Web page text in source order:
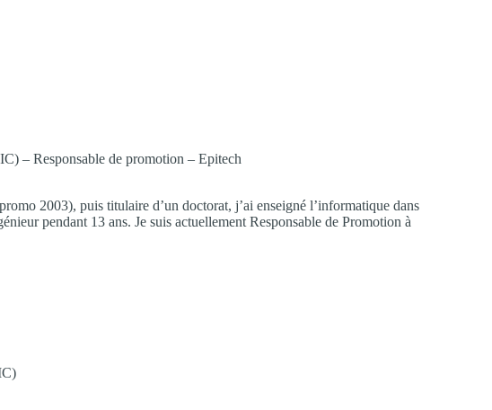
– Responsable de promotion – Epitech
2003), puis titulaire d’un doctorat, j’ai enseigné l’informatique dans
pendant 13 ans. Je suis actuellement Responsable de Promotion à